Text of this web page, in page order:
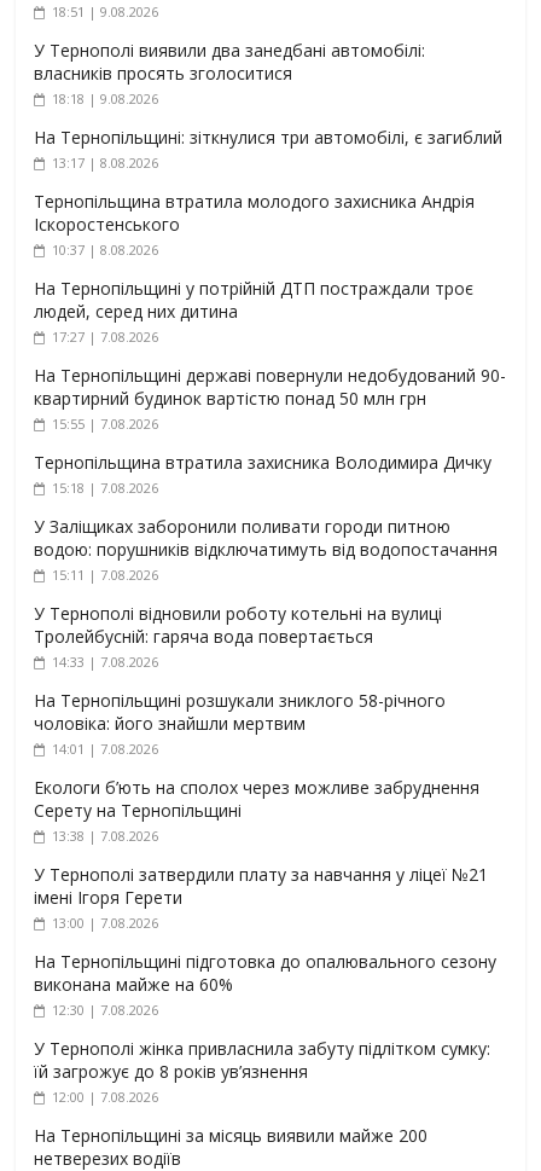
18:51 | 9.08.2026
У Тернополі виявили два занедбані автомобілі:
власників просять зголоситися
18:18 | 9.08.2026
На Тернопільщині: зіткнулися три автомобілі, є загиблий
13:17 | 8.08.2026
Тернопільщина втратила молодого захисника Андрія
Іскоростенського
10:37 | 8.08.2026
На Тернопільщині у потрійній ДТП постраждали троє
людей, серед них дитина
17:27 | 7.08.2026
На Тернопільщині державі повернули недобудований 90-
квартирний будинок вартістю понад 50 млн грн
15:55 | 7.08.2026
Тернопільщина втратила захисника Володимира Дичку
15:18 | 7.08.2026
У Заліщиках заборонили поливати городи питною
водою: порушників відключатимуть від водопостачання
15:11 | 7.08.2026
У Тернополі відновили роботу котельні на вулиці
Тролейбусній: гаряча вода повертається
14:33 | 7.08.2026
На Тернопільщині розшукали зниклого 58-річного
чоловіка: його знайшли мертвим
14:01 | 7.08.2026
Екологи б’ють на сполох через можливе забруднення
Серету на Тернопільщині
13:38 | 7.08.2026
У Тернополі затвердили плату за навчання у ліцеї №21
імені Ігоря Герети
13:00 | 7.08.2026
На Тернопільщині підготовка до опалювального сезону
виконана майже на 60%
12:30 | 7.08.2026
У Тернополі жінка привласнила забуту підлітком сумку:
їй загрожує до 8 років ув’язнення
12:00 | 7.08.2026
На Тернопільщині за місяць виявили майже 200
нетверезих водіїв